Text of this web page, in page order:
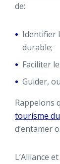
de:
Identifier
durable;
Faciliter
Guider,
Rappelons
tourisme
d’entamer
L’Alliance